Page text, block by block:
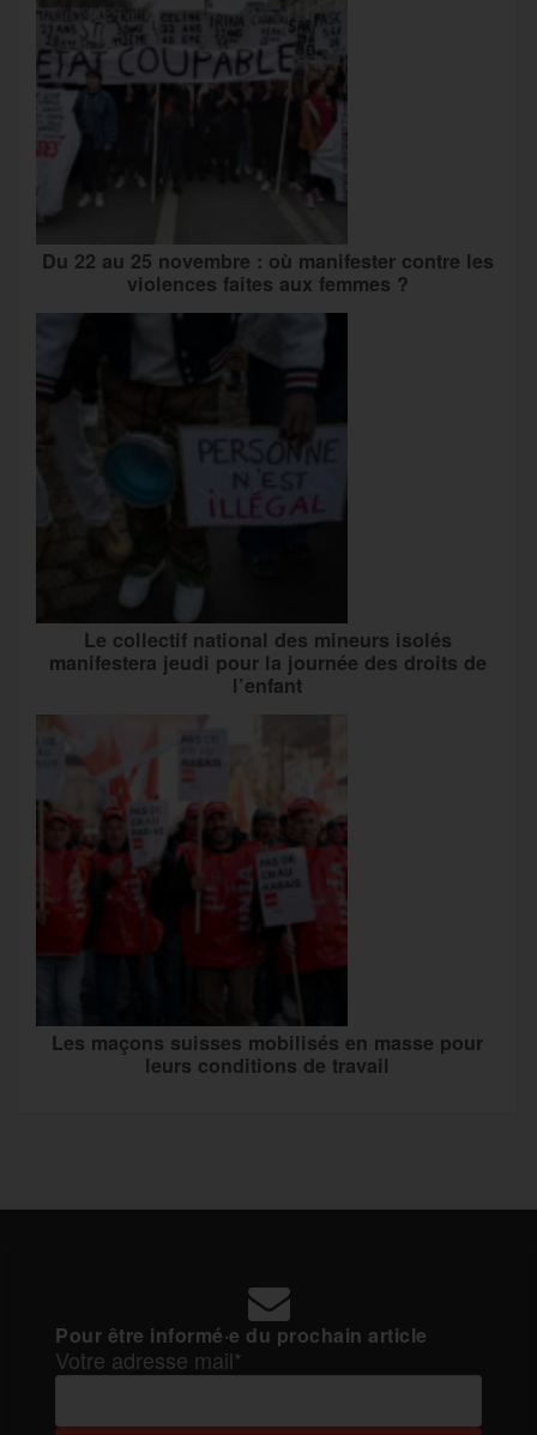
Du 22 au 25 novembre : où manifester contre les
violences faites aux femmes ?
Le collectif national des mineurs isolés
manifestera jeudi pour la journée des droits de
l’enfant
Les maçons suisses mobilisés en masse pour
leurs conditions de travail
Pour être informé·e du prochain article
Votre adresse mail*